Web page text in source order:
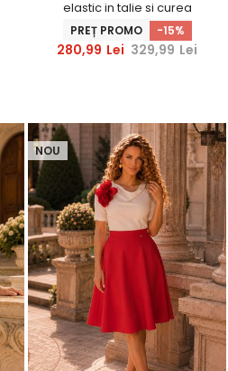
elastic in talie si curea
detasabila - StarShinerS
PREȚ PROMO -15%
280,99 Lei 329,99 Lei
NOU